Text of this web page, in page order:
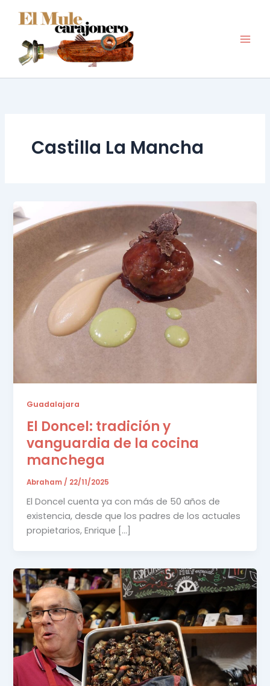
Castilla La Mancha
Guadalajara
El Doncel: tradición y
vanguardia de la cocina
manchega
Abraham / 22/11/2025
El Doncel cuenta ya con más de 50 años de
existencia, desde que los padres de los actuales
propietarios, Enrique […]